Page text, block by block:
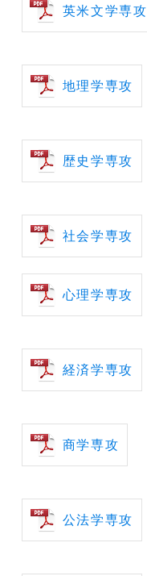
英米文学専攻
地理学専攻
歴史学専攻
社会学専攻
心理学専攻
経済学専攻
商学専攻
公法学専攻